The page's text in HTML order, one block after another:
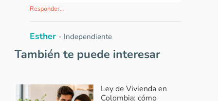
Responder...
Esther - Independiente
2018-05-16 15:18:55
independientes? Gracias.
También te puede interesar
Ley de Vivienda en
Colombia: cómo